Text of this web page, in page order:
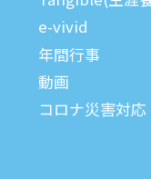
e-vivid
年間⾏事
動画
コロナ災害対応